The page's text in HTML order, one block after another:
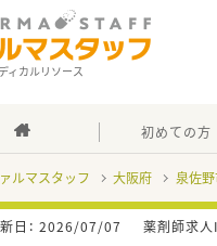
ィカルリソース
初めての方
ルマスタッフ 大阪府 泉佐
日： 2026/07/07 薬剤師求人